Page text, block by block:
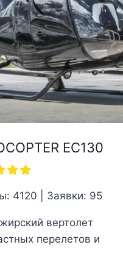
EC130
4120 | Заявки: 95
вертолет
перелетов и